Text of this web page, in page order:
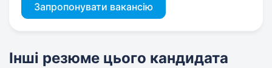
Запропонувати вакансію
Інші резюме цього кандидата